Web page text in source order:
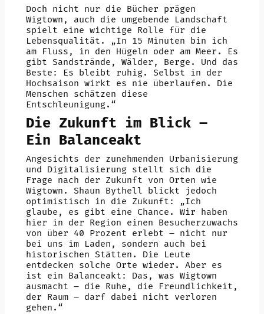
Doch nicht nur die Bücher prägen
Wigtown, auch die umgebende Landschaft
spielt eine wichtige Rolle für die
Lebensqualität. „In 15 Minuten bin ich
am Fluss, in den Hügeln oder am Meer. Es
gibt Sandstrände, Wälder, Berge. Und das
Beste: Es bleibt ruhig. Selbst in der
Hochsaison wirkt es nie überlaufen. Die
Menschen schätzen diese
Entschleunigung.“
Die Zukunft im Blick –
Ein Balanceakt
Angesichts der zunehmenden Urbanisierung
und Digitalisierung stellt sich die
Frage nach der Zukunft von Orten wie
Wigtown. Shaun Bythell blickt jedoch
optimistisch in die Zukunft: „Ich
glaube, es gibt eine Chance. Wir haben
hier in der Region einen Besucherzuwachs
von über 40 Prozent erlebt – nicht nur
bei uns im Laden, sondern auch bei
historischen Stätten. Die Leute
entdecken solche Orte wieder. Aber es
ist ein Balanceakt: Das, was Wigtown
ausmacht – die Ruhe, die Freundlichkeit,
der Raum – darf dabei nicht verloren
gehen.“